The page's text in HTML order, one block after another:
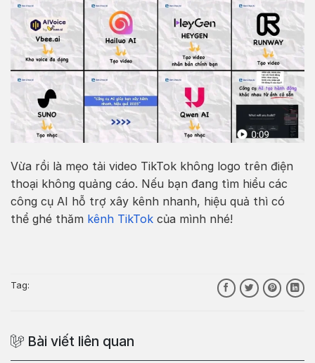
Vừa rồi là mẹo tải video TikTok không logo trên điện
thoại không quảng cáo. Nếu bạn đang tìm hiểu các
công cụ AI hỗ trợ xây kênh nhanh, hiệu quả thì có
thể ghé thăm kênh TikTokcủa mình nhé!
Tag:
Bài viết liên quan